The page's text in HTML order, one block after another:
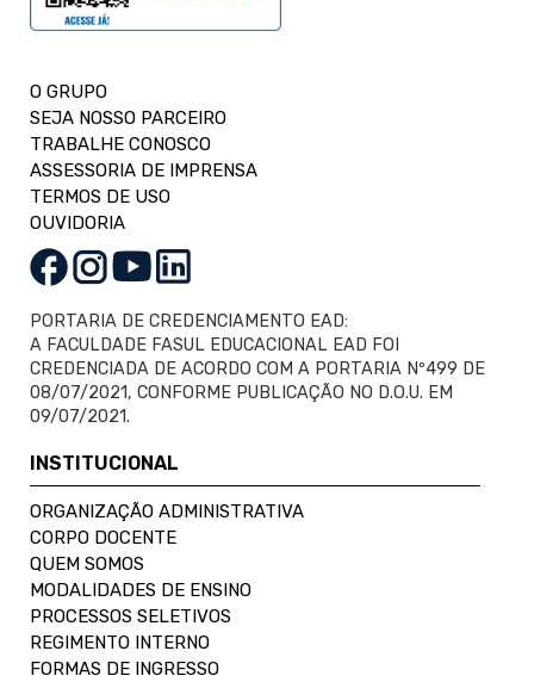
O GRUPO
SEJA NOSSO PARCEIRO
TRABALHE CONOSCO
ASSESSORIA DE IMPRENSA
TERMOS DE USO
OUVIDORIA
PORTARIA DE CREDENCIAMENTO EAD:
A FACULDADE FASUL EDUCACIONAL EAD FOI
CREDENCIADA DE ACORDO COM A PORTARIA Nº499 DE
08/07/2021, CONFORME PUBLICAÇÃO NO D.O.U. EM
09/07/2021.
INSTITUCIONAL
ORGANIZAÇÃO ADMINISTRATIVA
CORPO DOCENTE
QUEM SOMOS
MODALIDADES DE ENSINO
PROCESSOS SELETIVOS
REGIMENTO INTERNO
FORMAS DE INGRESSO